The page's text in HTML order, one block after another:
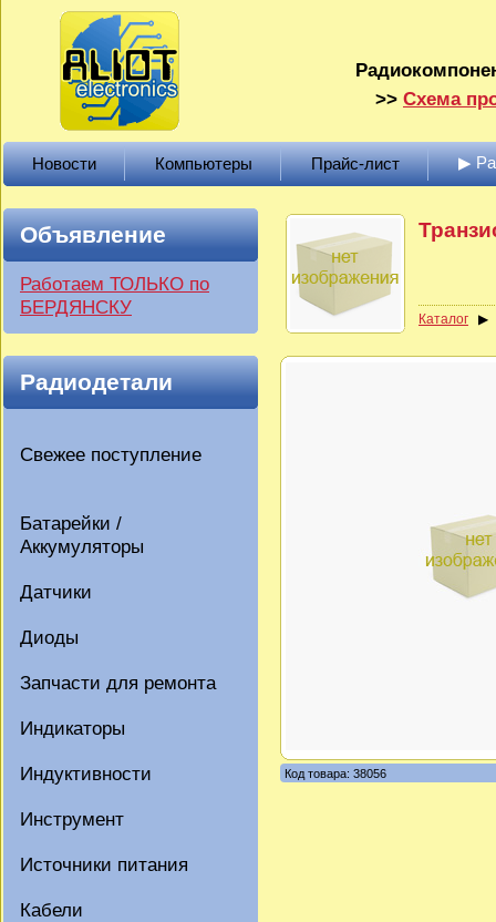
>> Схема
Новости Компьютеры Прайс-лист ▶
Объявление
Работаем ТОЛЬКО по
БЕРДЯНСКУ
Радиодетали
Свежее поступление
Батарейки /
Аккумуляторы
Датчики
Диоды
Запчасти для ремонта
Индикаторы
Индуктивности
Инструмент
Источники питания
Кабели
Каталог
Код товара: 38056